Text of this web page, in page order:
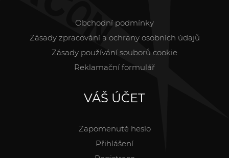
Obchodní podmínky
Zásady zpracování a ochrany osobních údajů
Zásady používání souborů cookie
Reklamační formulář
VÁŠ ÚČET
Zapomenuté heslo
Přihlášení